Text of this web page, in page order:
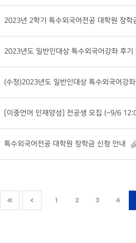
2023년 2학기 특수외국어전공 대학원 장학
2023년도 일반인대상 특수외국어강좌 후기
(수정)2023년도 일반인대상 특수외국어강
[이중언어 인재양성] 전공생 모집 (~9/6
특수외국어전공 대학원 장학금 신청 안내
1 2 3 4